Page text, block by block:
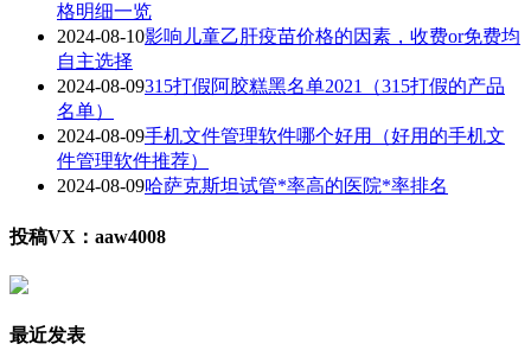
格明细一览
2024-08-10影响儿童乙肝疫苗价格的因素，收费or免费均
自主选择
2024-08-09315打假阿胶糕黑名单2021（315打假的产品
名单）
2024-08-09手机文件管理软件哪个好用（好用的手机文
件管理软件推荐）
2024-08-09哈萨克斯坦试管*率高的医院*率排名
投稿VX：aaw4008
最近发表